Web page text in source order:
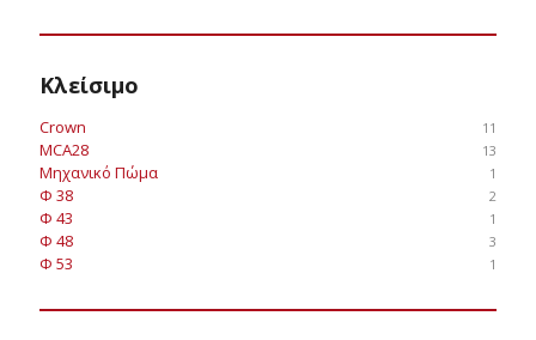
Κλείσιμο
Crown 11
MCA28 13
Μηχανικό Πώμα 1
Φ 38 2
Φ 43 1
Φ 48 3
Φ 53 1